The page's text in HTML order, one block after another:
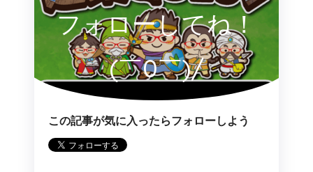
フォローしてね！
(￣0￣)/
この記事が気に入ったらフォローしよう